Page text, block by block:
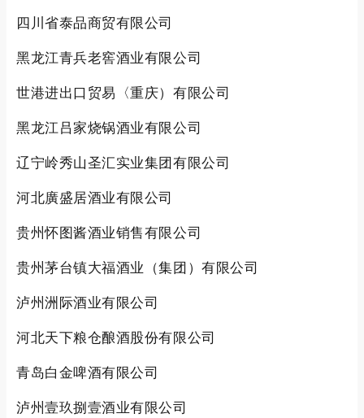
四川省泰品商贸有限公司
黑龙江青兵老窖酒业有限公司
世港进出口贸易〈重庆）有限公司
黑龙江吕家烧锅酒业有限公司
辽宁岭秀山圣汇实业集团有限公司
河北廣盛居酒业有限公司
贵州怀图酱酒业销售有限公司
贵州茅台镇大福酒业（集团）有限公司
泸州洲际酒业有限公司
河北天下粮仓酿酒股份有限公司
青岛白金啤酒有限公司
泸州壹玖捌壹酒业有限公司